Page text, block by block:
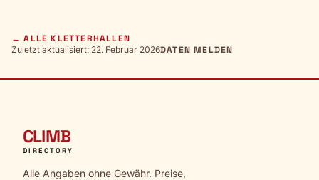
← ALLE KLETTERHALLEN
Zuletzt aktualisiert: 22. Februar 2026DATEN MELDEN
CLIMB
DIRECTORY
Alle Angaben ohne Gewähr. Preise,